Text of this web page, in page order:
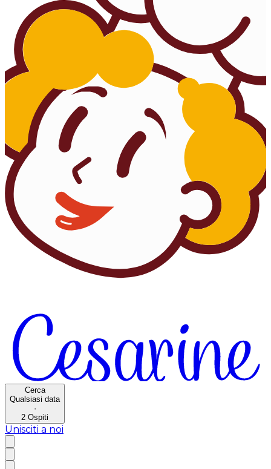
Cerca
Qualsiasi data
·
2 Ospiti
Unisciti a noi